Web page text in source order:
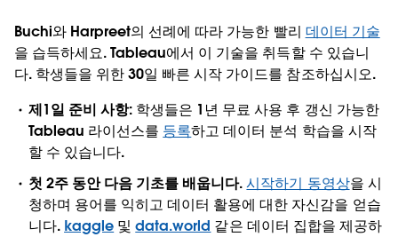
Buchi와 Harpreet의 선례에 따라 가능한 빨리 데이터 기술
을 습득하세요. Tableau에서 이 기술을 취득할 수 있습니
다. 학생들을 위한 30일 빠른 시작 가이드를 참조하십시오.
제1일 준비 사항: 학생들은 1년 무료 사용 후 갱신 가능한
Tableau 라이선스를 등록하고 데이터 분석 학습을 시작
할 수 있습니다.
첫 2주 동안 다음 기초를 배웁니다. 시작하기 동영상을 시
청하며 용어를 익히고 데이터 활용에 대한 자신감을 얻습
니다. kaggle 및data.world 같은 데이터 집합을 제공하